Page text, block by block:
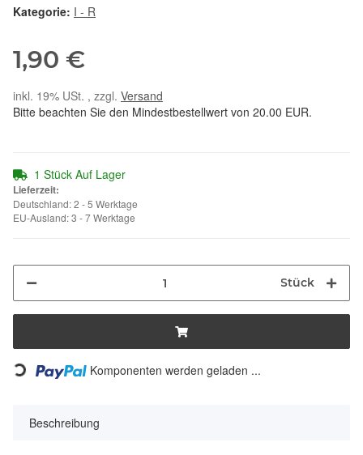
Kategorie: I - R
1,90 €
inkl. 19% USt. , zzgl. Versand
Bitte beachten Sie den Mindestbestellwert von 20.00 EUR.
1 Stück Auf Lager
Lieferzeit:
Deutschland: 2 - 5 Werktage
EU-Ausland: 3 - 7 Werktage
Stück
Loading... Komponenten werden geladen ...
Beschreibung